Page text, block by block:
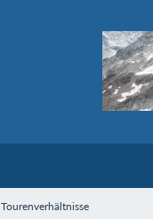
Tourenverhältnisse